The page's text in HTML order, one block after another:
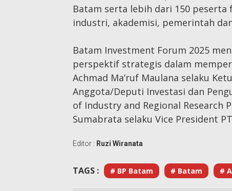
Batam serta lebih dari 150 peserta
industri, akademisi, pemerintah
Batam Investment Forum 2025
perspektif strategis dalam
Achmad Ma’ruf Maulana selaku
Anggota/Deputi Investasi dan
of Industry and Regional Research
Sumabrata selaku Vice President
Editor : Ruzi Wiranata
TAGS : # BP Batam # Batam #